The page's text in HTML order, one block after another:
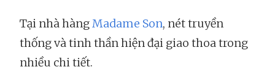
Tại nhà hàngMadame Son, nét truyền
thống và tinh thần hiện đại giao thoa trong
nhiều chi tiết.